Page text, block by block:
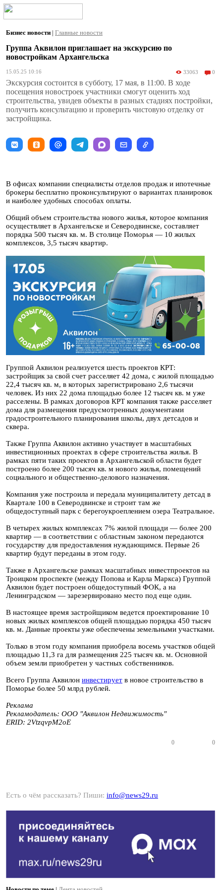
Бизнес новости | Главные новости
Группа Аквилон приглашает на экскурсию по
новостройкам Архангельска
15.05.25 10:16 33063 0
Экскурсия состоится в субботу, 17 мая, в 11:00. В ходе
посещения новостроек участники смогут оценить ход
строительства, увидев объекты в разных стадиях постройки,
получить консультацию и проверить чистовую отделку от
застройщика.
В офисах компании специалисты отделов продаж и ипотечные
брокеры бесплатно проконсультируют о вариантах планировок
и наиболее удобных способах оплаты.
Общий объем строительства нового жилья, которое компания
осуществляет в Архангельске и Северодвинске, составляет
порядка 500 тысяч кв. м. В столице Поморья — 10 жилых
комплексов, 3,5 тысяч квартир.
Группой Аквилон реализуется шесть проектов КРТ:
застройщик за свой счет расселяет 42 дома, с жилой площадью
22,4 тысяч кв. м, в которых зарегистрировано 2,6 тысячи
человек. Из них 22 дома площадью более 12 тысяч кв. м уже
расселены. В рамках договоров КРТ компания также расселяет
дома для размещения предусмотренных документами
градостроительного планирования школы, двух детсадов и
сквера.
Также Группа Аквилон активно участвует в масштабных
инвестиционных проектах в сфере строительства жилья. В
рамках пяти таких проектов в Архангельской области будет
построено более 200 тысяч кв. м нового жилья, помещений
социального и общественно-делового назначения.
Компания уже построила и передала муниципалитету детсад в
Квартале 100 в Северодвинске и строит там же
общедоступный парк с берегоукроеплением озера Театральное.
В четырех жилых комплексах 7% жилой площади — более 200
квартир — в соответствии с областным законом передаются
государству для предоставления нуждающимся. Первые 26
квартир будут переданы в этом году.
Также в Архангельске рамках масштабных инвестпроектов на
Троицком проспекте (между Попова и Карла Маркса) Группой
Аквилон будет построен общедоступный ФОК, а на
Ленинградском — зарезервировано место под еще один.
В настоящее время застройщиком ведется проектирование 10
новых жилых комплексов общей площадью порядка 450 тысяч
кв. м. Данные проекты уже обеспечены земельными участками.
Только в этом году компания приобрела восемь участков общей
площадью 11,3 га для размещения 225 тысяч кв. м. Основной
объем земли приобретен у частных собственников.
Всего Группа Аквилон инвестирует в новое строительство в
Поморье более 50 млрд рублей.
Реклама
Рекламодатель: ООО "Аквилон Недвижимость"
ERID: 2VtzqvpM2oE
0 0
Есть о чём рассказать? Пиши: info@news29.ru